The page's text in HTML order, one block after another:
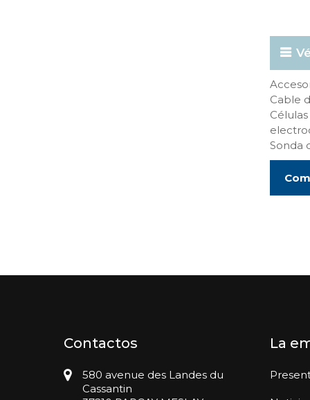
Cable
Sonda
Contactos
580 avenue des Landes du
Cassantin
La